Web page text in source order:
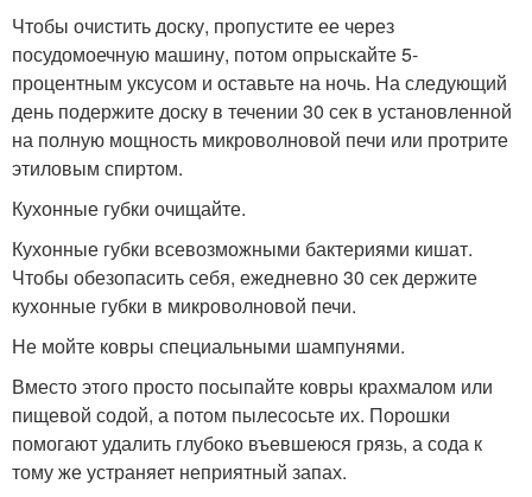
Чтобы очистить доску, пропустите ее через
посудомоечную машину, потом опрыскайте 5-
процентным уксусом и оставьте на ночь. На следующий
день подержите доску в течении 30 сек в установленной
на полную мощность микроволновой печи или протрите
этиловым спиртом.
Кухонные губки очищайте.
Кухонные губки всевозможными бактериями кишат.
Чтобы обезопасить себя, ежедневно 30 сек держите
кухонные губки в микроволновой печи.
Не мойте ковры специальными шампунями.
Вместо этого просто посыпайте ковры крахмалом или
пищевой содой, а потом пылесосьте их. Порошки
помогают удалить глубоко въевшеюся грязь, а сода к
тому же устраняет неприятный запах.